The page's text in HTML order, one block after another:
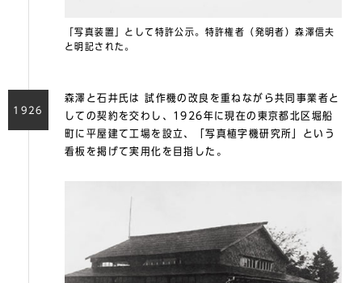
「写真装置」として特許公示。特許権者（発明者）森澤信夫
と明記された。
1926
森澤と石井氏は 試作機の改良を重ねながら共同事業者と
しての契約を交わし、1926年に現在の東京都北区堀船
町に平屋建て工場を設立、「写真植字機研究所」という
看板を掲げて実用化を目指した。